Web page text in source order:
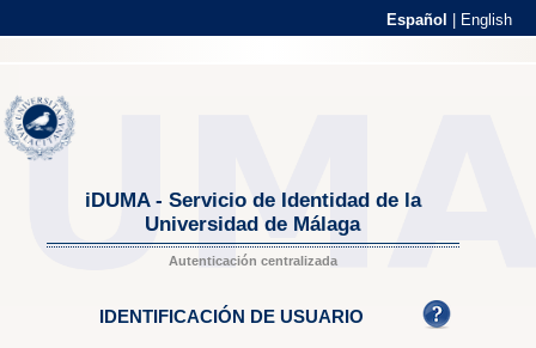
Español English
iDUMA - Servicio de Identidad de la
Universidad de Málaga
Autenticación centralizada
IDENTIFICACIÓN DE USUARIO